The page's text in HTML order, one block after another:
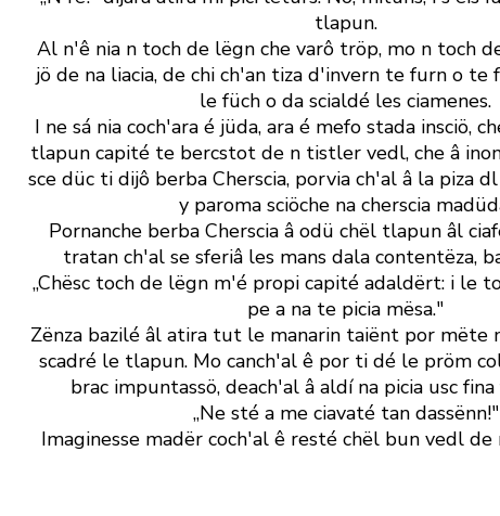
tlapun.
Al n' ê nia n toch de lëgn che varô tröp, mo n toch
jö de na liacia, de chi ch' an tiza d' invern te furn o te
le füch o da scialdé les ciamenes.
I ne sá nia coch' ara é jüda, ara é mefo stada insciö,
tlapun capité te bercstot de n tistler vedl, che â
sce düc ti dijô berba Cherscia, porvia ch' al â la piza
y paroma sciöche na cherscia
Pornanche berba Cherscia â odü chël tlapun âl
tratan ch' al se sferiâ les mans dala contentëza,
„Chësc toch de lëgn m' é propi capité adaldërt: i le
pe a na te picia mësa."
Zënza bazilé âl atira tut le manarin taiënt por mëte
scadré le tlapun. Mo canch' al ê por ti dé le pröm
brac impuntassö, deach' al â aldí na picia usc
„Ne sté a me ciavaté tan dassënn!"
Imaginesse madër coch' al ê resté chël bun vedl de